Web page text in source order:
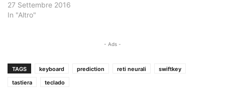
27 Settembre 2016
In "Altro"
- Ads -
TAGS keyboard prediction reti neurali
swiftkey
tastiera
teclado